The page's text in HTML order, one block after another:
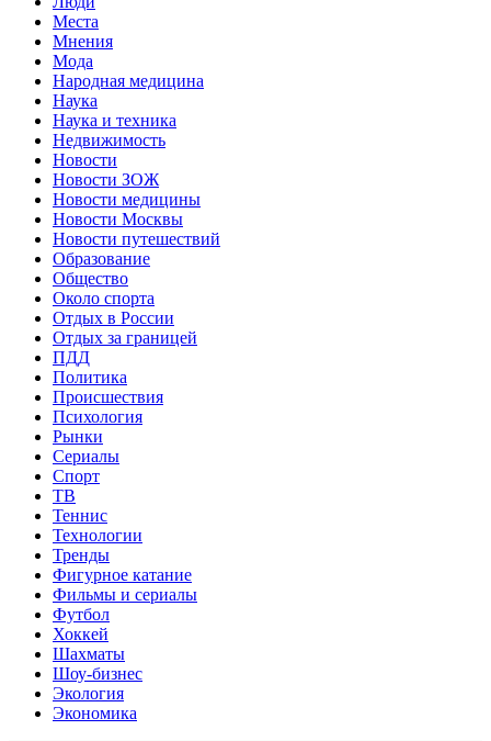
Места
Мнения
Мода
Народная медицина
Наука
Наука и техника
Недвижимость
Новости
Новости ЗОЖ
Новости медицины
Новости Москвы
Новости путешествий
Образование
Общество
Около спорта
Отдых в России
Отдых за границей
ПДД
Политика
Происшествия
Психология
Рынки
Сериалы
Спорт
ТВ
Теннис
Технологии
Тренды
Фигурное катание
Фильмы и сериалы
Футбол
Хоккей
Шахматы
Шоу-бизнес
Экология
Экономика